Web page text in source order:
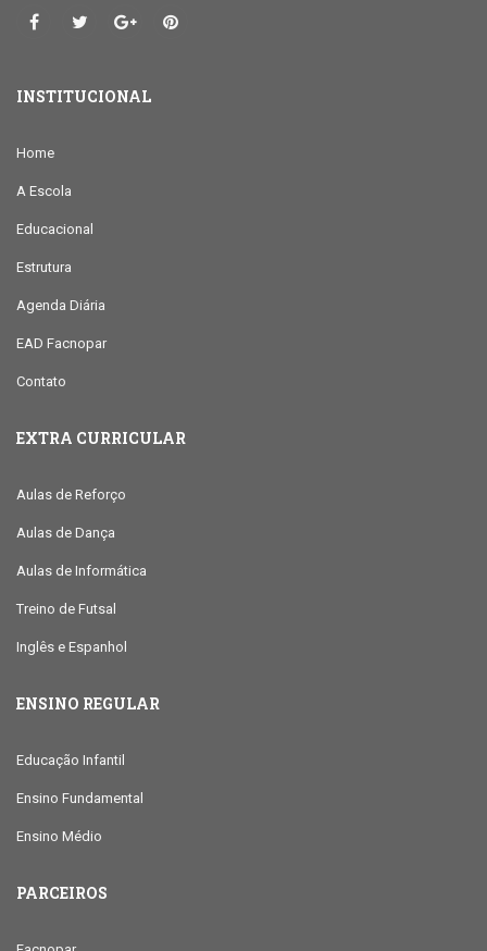
INSTITUCIONAL
Home
A Escola
Educacional
Estrutura
Agenda Diária
EAD Facnopar
Contato
EXTRA CURRICULAR
Aulas de Reforço
Aulas de Dança
Aulas de Informática
Treino de Futsal
Inglês e Espanhol
ENSINO REGULAR
Educação Infantil
Ensino Fundamental
Ensino Médio
PARCEIROS